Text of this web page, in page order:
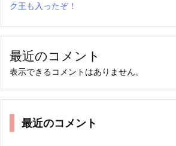
ク王も入ったぞ！
最近のコメント
表示できるコメントはありません。
最近のコメント